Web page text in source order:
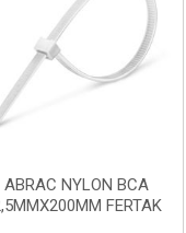
ABRAC NYLON BCA
FERTAK